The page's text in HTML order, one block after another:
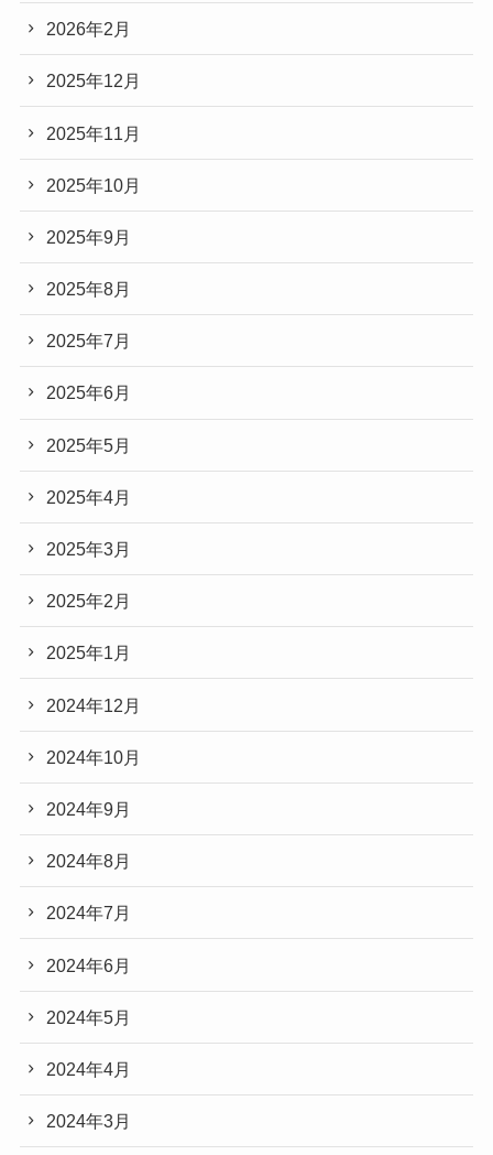
2026年2月
2025年12月
2025年11月
2025年10月
2025年9月
2025年8月
2025年7月
2025年6月
2025年5月
2025年4月
2025年3月
2025年2月
2025年1月
2024年12月
2024年10月
2024年9月
2024年8月
2024年7月
2024年6月
2024年5月
2024年4月
2024年3月